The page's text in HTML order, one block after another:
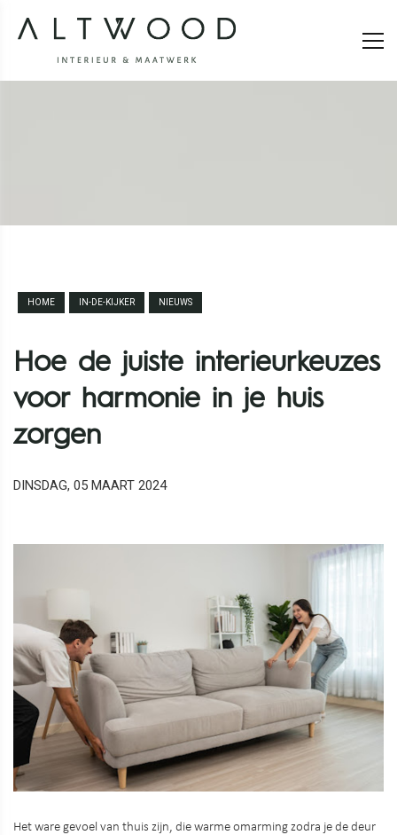
HOME IN-DE-KIJKER NIEUWS
Hoe de juiste interieurkeuzes
voor harmonie in je huis
zorgen
DINSDAG, 05 MAART 2024
Het ware gevoel van thuis zijn, die warme omarming zodra je de deur